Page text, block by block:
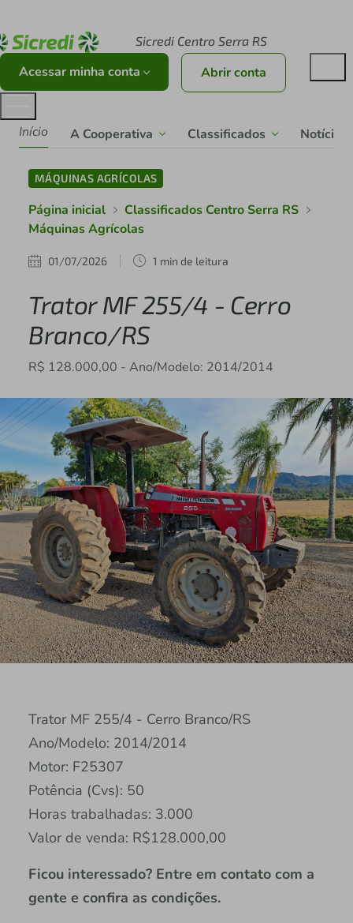
Sicredi Centro Serra RS
Acessar minha conta Abrir conta
Início A Cooperativa Classificados Notícias
MÁQUINAS AGRÍCOLAS
Página inicial
Classificados Centro Serra RS
Máquinas Agrícolas
01/07/2026 1 min de leitura
Trator MF 255/4 - Cerro
Branco/RS
R$ 128.000,00 - Ano/Modelo: 2014/2014
Trator MF 255/4 - Cerro Branco/RS
Ano/Modelo: 2014/2014
Motor: F25307
Potência (Cvs): 50
Horas trabalhadas: 3.000
Valor de venda: R$128.000,00
Ficou interessado? Entre em contato com a
gente e confira as condições.